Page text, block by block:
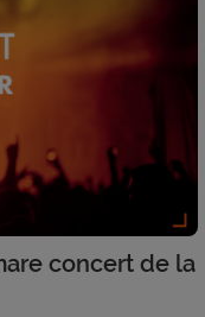
concert de la